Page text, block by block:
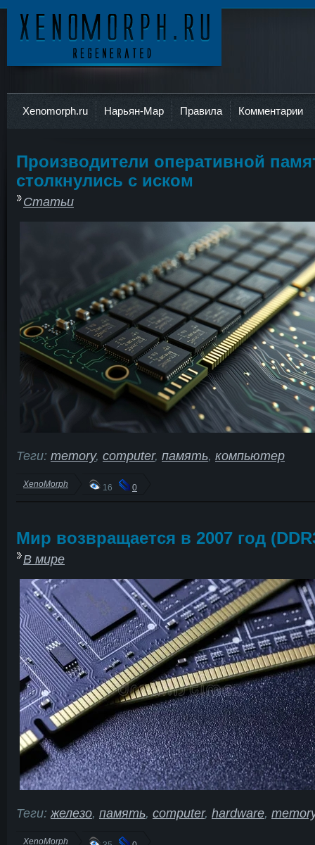
Xenomorph.ru Нарьян-Мар Правила Комментарии
Производители оперативной
столкнулись с иском
Статьи
Теги: memory, computer, память, компьютер
XenoMorph 16 0
Мир возвращается в 2007 год
В мире
Теги: железо, память, computer, hardware,
XenoMorph